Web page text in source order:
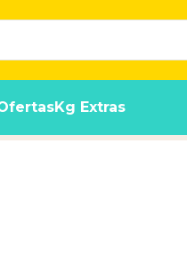
Kg Extras
Sabor Pollo x 15 Kg